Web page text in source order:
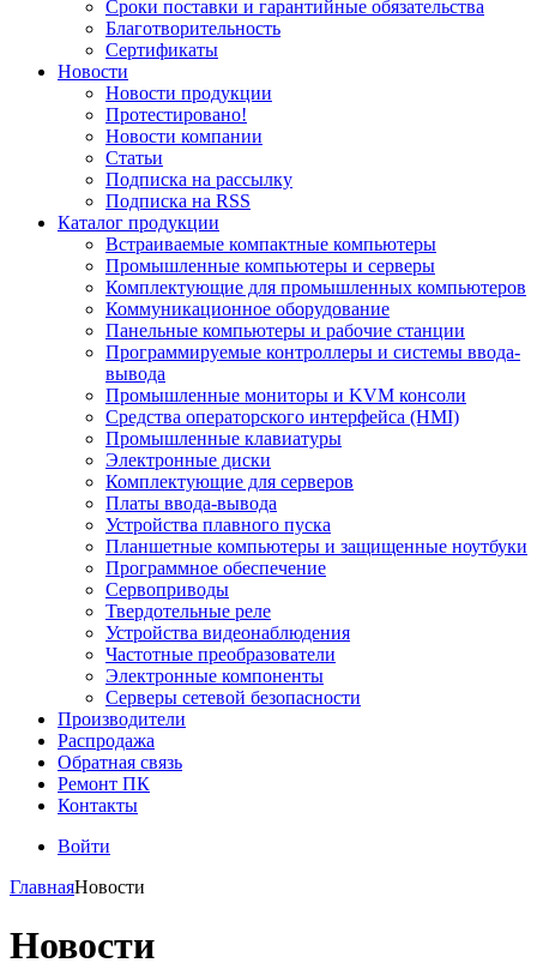
Сроки поставки и гарантийные обязательства
Благотворительность
Сертификаты
Новости
Новости продукции
Протестировано!
Новости компании
Статьи
Подписка на рассылку
Подписка на RSS
Каталог продукции
Встраиваемые компактные компьютеры
Промышленные компьютеры и серверы
Комплектующие для промышленных компьютеров
Коммуникационное оборудование
Панельные компьютеры и рабочие станции
Программируемые контроллеры и системы ввода-
вывода
Промышленные мониторы и KVM консоли
Средства операторского интерфейса (HMI)
Промышленные клавиатуры
Электронные диски
Комплектующие для серверов
Платы ввода-вывода
Устройства плавного пуска
Планшетные компьютеры и защищенные ноутбуки
Программное обеспечение
Сервоприводы
Твердотельные реле
Устройства видеонаблюдения
Частотные преобразователи
Электронные компоненты
Серверы сетевой безопасности
Производители
Распродажа
Обратная связь
Ремонт ПК
Контакты
Войти
ГлавнаяНовости
Новости